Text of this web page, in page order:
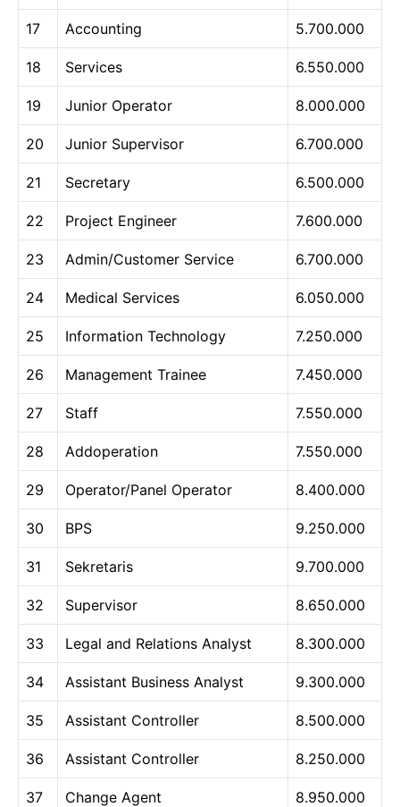
17 Accounting 5.700.000
18 Services 6.550.000
19 Junior Operator 8.000.000
20 Junior Supervisor 6.700.000
21 Secretary 6.500.000
22 Project Engineer 7.600.000
23 Admin/Customer Service 6.700.000
24 Medical Services 6.050.000
25 Information Technology 7.250.000
26 Management Trainee 7.450.000
27 Staff 7.550.000
28 Addoperation 7.550.000
29 Operator/Panel Operator 8.400.000
30 BPS 9.250.000
31 Sekretaris 9.700.000
32 Supervisor 8.650.000
33 Legal and Relations Analyst 8.300.000
34 Assistant Business Analyst 9.300.000
35 Assistant Controller 8.500.000
36 Assistant Controller 8.250.000
37 Change Agent 8.950.000